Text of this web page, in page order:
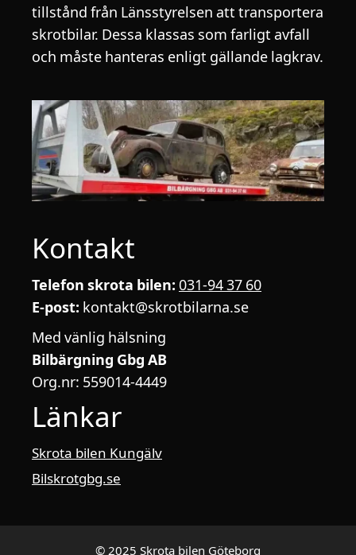
tillstånd från Länsstyrelsen att transportera
skrotbilar. Dessa klassas som farligt avfall
och måste hanteras enligt gällande lagkrav.
Kontakt
Telefon skrota bilen: 031-94 37 60
E-post: kontakt@skrotbilarna.se
Med vänlig hälsning
Bilbärgning Gbg AB
Org.nr: 559014-4449
Länkar
Skrota bilen Kungälv
Bilskrotgbg.se
© 2025 Skrota bilen Göteborg